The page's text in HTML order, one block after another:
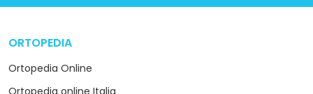
ORTOPEDIA
Ortopedia Online